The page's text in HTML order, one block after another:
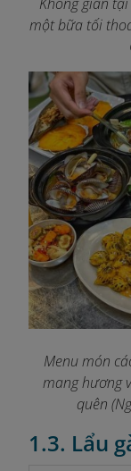
một bữa tối
Menu món
mang hương
quên
1.3. Lẩu